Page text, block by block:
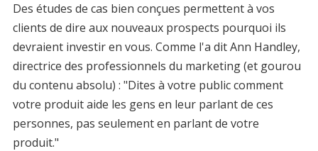
Des études de cas bien conçues permettent à vos
clients de dire aux nouveaux prospects pourquoi ils
devraient investir en vous. Comme l'a dit Ann Handley,
directrice des professionnels du marketing (et gourou
du contenu absolu) : "Dites à votre public comment
votre produit aide les gens en leur parlant de ces
personnes, pas seulement en parlant de votre
produit."